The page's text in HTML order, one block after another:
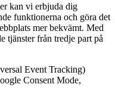
kan vi erbjuda dig
funktionerna och göra det
mer bekvämt. Med
tjänster från tredje part på
Event Tracking)
Consent Mode,